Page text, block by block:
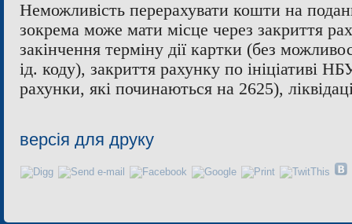
Неможливість перерахувати кошти на
зокрема може мати місце через закриття
закінчення терміну дії картки (без
ід. коду), закриття рахунку по ініціативі
рахунки, які починаються на 2625),
версія для друку